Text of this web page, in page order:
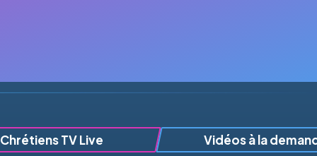
Chrétiens TV Live Vidéos à la